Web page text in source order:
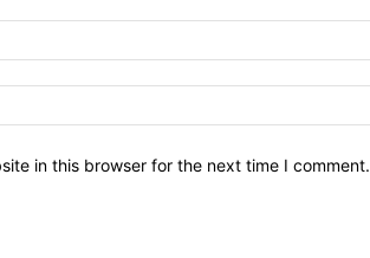
in this browser for the next time I comment.